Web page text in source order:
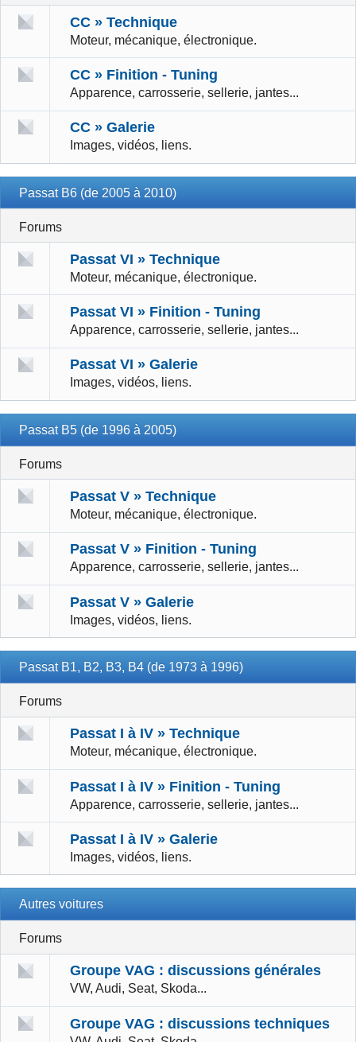
CC » Technique
Moteur, mécanique, électronique.
CC » Finition - Tuning
Apparence, carrosserie, sellerie, jantes...
CC » Galerie
Images, vidéos, liens.
Passat B6 (de 2005 à 2010)
Forums
Passat VI » Technique
Moteur, mécanique, électronique.
Passat VI » Finition - Tuning
Apparence, carrosserie, sellerie, jantes...
Passat VI » Galerie
Images, vidéos, liens.
Passat B5 (de 1996 à 2005)
Forums
Passat V » Technique
Moteur, mécanique, électronique.
Passat V » Finition - Tuning
Apparence, carrosserie, sellerie, jantes...
Passat V » Galerie
Images, vidéos, liens.
Passat B1, B2, B3, B4 (de 1973 à 1996)
Forums
Passat I à IV » Technique
Moteur, mécanique, électronique.
Passat I à IV » Finition - Tuning
Apparence, carrosserie, sellerie, jantes...
Passat I à IV » Galerie
Images, vidéos, liens.
Autres voitures
Forums
Groupe VAG : discussions générales
VW, Audi, Seat, Skoda...
Groupe VAG : discussions techniques